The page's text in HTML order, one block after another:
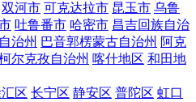
双河市 可克达拉市 昆玉市 乌鲁
吐鲁番市 哈密市 昌吉回族自治
治州 巴音郭楞蒙古自治州 阿克
尔克孜自治州 喀什地区 和田地
区 长宁区 静安区 普陀区 虹口